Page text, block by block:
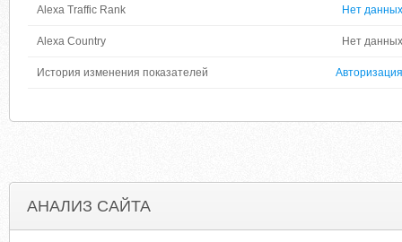
Alexa Traffic Rank Нет данных
Alexa Country Нет данных
История изменения показателей Авторизация
АНАЛИЗ САЙТА